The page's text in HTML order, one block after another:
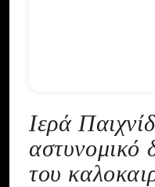
Ιερά
αστυνομικό
του